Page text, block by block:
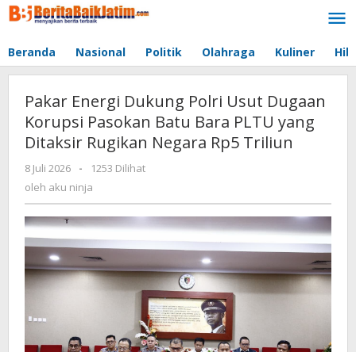
Lewati
ke
Beranda Nasional Politik Olahraga Kuliner
Pakar Energi Dukung Polri Usut Dugaan
Korupsi Pasokan Batu Bara PLTU yang
Ditaksir Rugikan Negara Rp5 Triliun
8 Juli 2026
oleh
aku
ninja
-
1253 Dilihat
oleh aku ninja